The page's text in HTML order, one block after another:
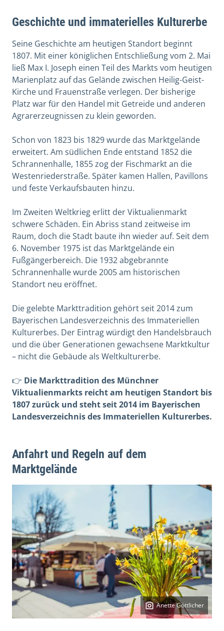
Geschichte und immaterielles Kulturerbe
Seine Geschichte am heutigen Standort beginnt
1807. Mit einer königlichen Entschließung vom 2. Mai
ließ Max I. Joseph einen Teil des Markts vom heutigen
Marienplatz auf das Gelände zwischen Heilig-Geist-
Kirche und Frauenstraße verlegen. Der bisherige
Platz war für den Handel mit Getreide und anderen
Agrarerzeugnissen zu klein geworden.
Schon von 1823 bis 1829 wurde das Marktgelände
erweitert. Am südlichen Ende entstand 1852 die
Schrannenhalle, 1855 zog der Fischmarkt an die
Westenriederstraße. Später kamen Hallen, Pavillons
und feste Verkaufsbauten hinzu.
Im Zweiten Weltkrieg erlitt der Viktualienmarkt
schwere Schäden. Ein Abriss stand zeitweise im
Raum, doch die Stadt baute ihn wieder auf. Seit dem
6. November 1975 ist das Marktgelände ein
Fußgängerbereich. Die 1932 abgebrannte
Schrannenhalle wurde 2005 am historischen
Standort neu eröffnet.
Die gelebte Markttradition gehört seit 2014 zum
Bayerischen Landesverzeichnis des Immateriellen
Kulturerbes. Der Eintrag würdigt den Handelsbrauch
und die über Generationen gewachsene Marktkultur
– nicht die Gebäude als Weltkulturerbe.
👉 Die Markttradition des Münchner
Viktualienmarkts reicht am heutigen Standort bis
1807 zurück und steht seit 2014 im Bayerischen
Landesverzeichnis des Immateriellen Kulturerbes.
Anfahrt und Regeln auf dem
Marktgelände
Anette Göttlicher